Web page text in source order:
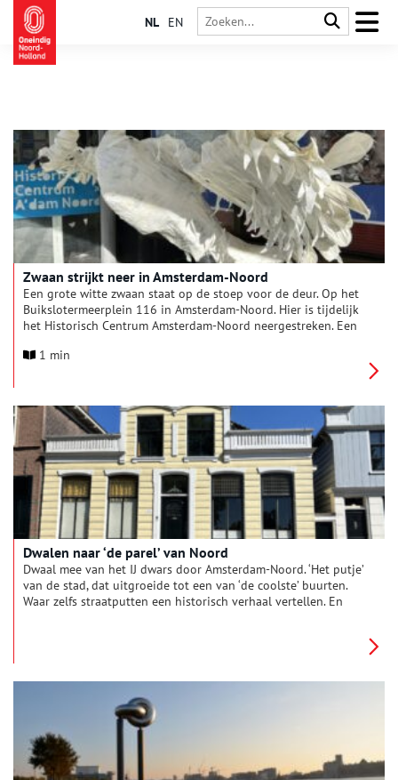
NL EN
Zwaan strijkt neer in Amsterdam-Noord
Een grote witte zwaan staat op de stoep voor de deur. Op het
Buikslotermeerplein 116 in Amsterdam-Noord. Hier is tijdelijk
het Historisch Centrum Amsterdam-Noord neergestreken. Een
van de hoofdstad wordt verteld. Van de pioniers die zich
1 min
Dwalen naar ‘de parel’ van Noord
Dwaal mee van het IJ dwars door Amsterdam-Noord. ‘Het putje’
van de stad, dat uitgroeide tot een van ‘de coolste’ buurten.
Waar zelfs straatputten een historisch verhaal vertellen. En